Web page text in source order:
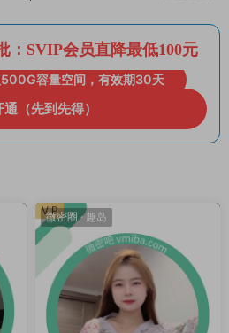
：SVIP会员直降最低100元
500G容量空间，有效期30天
（先到先得）
微密圈·趣岛
VIP